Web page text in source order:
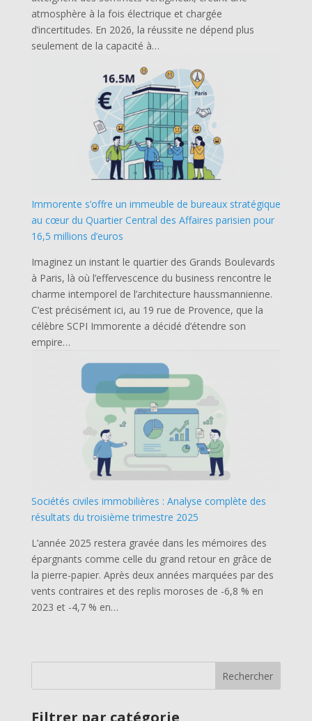
atmosphère à la fois électrique et chargée
d’incertitudes. En 2026, la réussite ne dépend plus
seulement de la capacité à…
Immorente s’offre un immeuble de bureaux stratégique
au cœur du Quartier Central des Affaires parisien pour
16,5 millions d’euros
Imaginez un instant le quartier des Grands Boulevards
à Paris, là où l’effervescence du business rencontre le
charme intemporel de l’architecture haussmannienne.
C’est précisément ici, au 19 rue de Provence, que la
célèbre SCPI Immorente a décidé d’étendre son
empire…
Sociétés civiles immobilières : Analyse complète des
résultats du troisième trimestre 2025
L’année 2025 restera gravée dans les mémoires des
épargnants comme celle du grand retour en grâce de
la pierre-papier. Après deux années marquées par des
vents contraires et des replis moroses de -6,8 % en
2023 et -4,7 % en…
Rechercher
Filtrer par catégorie